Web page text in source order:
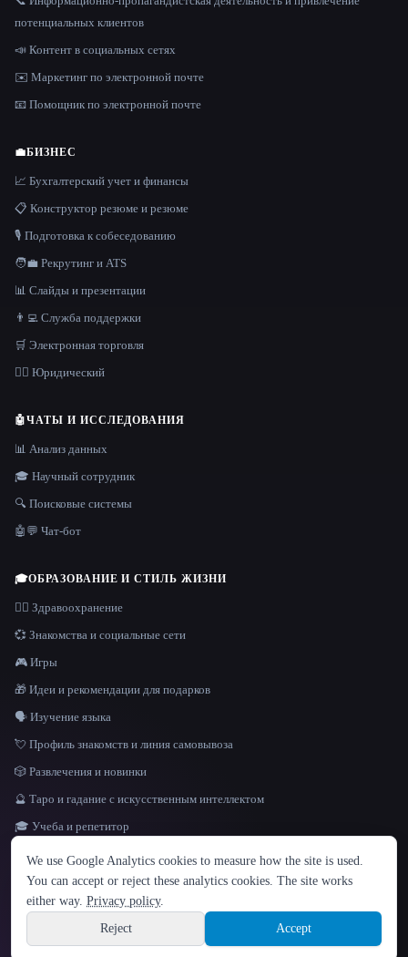
ЯЗЫК
English español Français Русский 简体中文
Hindi
Sign up
потенциальных клиентов
📣 Контент в социальных сетях
✉️ Маркетинг по электронной почте
📧 Помощник по электронной почте
💼БИЗНЕС
📈 Бухгалтерский учет и финансы
📋 Конструктор резюме и резюме
🎙️ Подготовка к собеседованию
🧑‍💼 Рекрутинг и ATS
📊 Слайды и презентации
👨‍💻 Служба поддержки
🛒 Электронная торговля
👩‍⚖️ Юридический
🤖ЧАТЫ И ИССЛЕДОВАНИЯ
📊 Анализ данных
🎓 Научный сотрудник
🔍 Поисковые системы
🤖💬 Чат-бот
🎓ОБРАЗОВАНИЕ И СТИЛЬ ЖИЗНИ
👩‍⚕️ Здравоохранение
💞 Знакомства и социальные сети
🎮 Игры
🎁 Идеи и рекомендации для подарков
🗣️ Изучение языка
💘 Профиль знакомств и линия самовывоза
🎲 Развлечения и новинки
🔮 Таро и гадание с искусственным интеллектом
🎓 Учеба и репетитор
Site information
© 2026 That AI Collection. Все права защищены.
политика конфиденциальности
Built with Metatron ★
build de3d624c
We use Google Analytics cookies to measure how the site is used.
You can accept or reject these analytics cookies. The site works
either way. Privacy policy.
Reject
Accept